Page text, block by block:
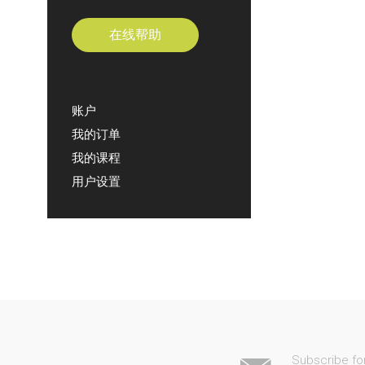
在线帮助
账户
我的订单
我的课程
用户设置
Subscribe